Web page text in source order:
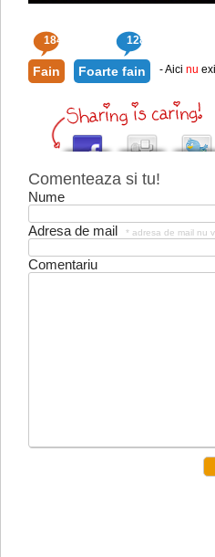
184 128
Fain Foarte fain - Aici nu
Comenteaza si tu!
Nume
Adresa de mail * adresa de mail nu
Comentariu